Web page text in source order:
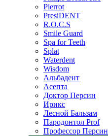
Pierrot
PresiDENT
R.O.C.S
Smile Guard
Spa for Teeth
Splat
Waterdent
Wisdom
Альбадент
Асепта
Доктор Персин
Ирикс
Лесной Бальзам
Пародонтол Prof
Профессор Персин